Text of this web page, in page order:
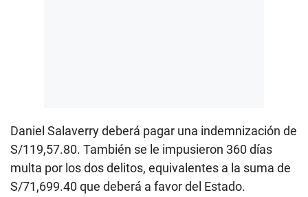
Daniel Salaverry deberá pagar una indemnización de
S/119,57.80. También se le impusieron 360 días
multa por los dos delitos, equivalentes a la suma de
S/71,699.40 que deberá a favor del Estado.